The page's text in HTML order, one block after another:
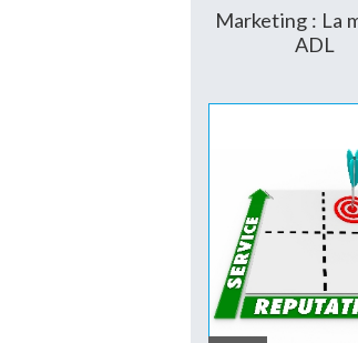
Grâce à cette
assurer son
des activités qui
Marketing : La
ADL